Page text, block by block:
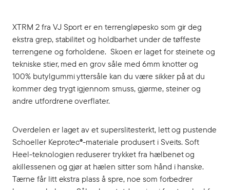
XTRM 2 fra VJ Sport er en terrengløpesko som gir deg
ekstra grep, stabilitet og holdbarhet under de tøffeste
terrengene og forholdene. Skoen er laget for steinete og
tekniske stier, med en grov såle med 6mm knotter og
100% butylgummi yttersåle kan du være sikker på at du
kommer deg trygt igjennom smuss, gjørme, steiner og
andre utfordrene overflater.
Overdelen er laget av et superslitesterkt, lett og pustende
Schoeller Keprotec®-materiale produsert i Sveits. Soft
Heel-teknologien reduserer trykket fra hælbenet og
akillessenen og gjør at hælen sitter som hånd i hanske.
Tærne får litt ekstra plass å spre, noe som forbedrer